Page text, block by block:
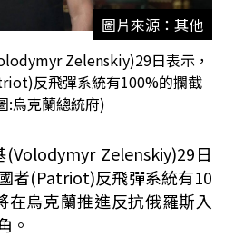
圖片來源：其他
Zelenskiy)29日表示，
反飛彈系統有100%的攔截
:烏克蘭總統府)
Zelenskiy)29日
者(Patriot)反飛彈系統有10
在烏克蘭推進反抗俄羅斯入
。